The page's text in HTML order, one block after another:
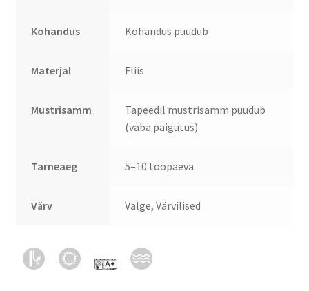
Kohandus Kohandus puudub
Materjal Fliis
Mustrisamm
Tapeedil mustrisamm puudub
(vaba paigutus)
Tarneaeg 5–10 tööpäeva
Värv Valge, Värvilised